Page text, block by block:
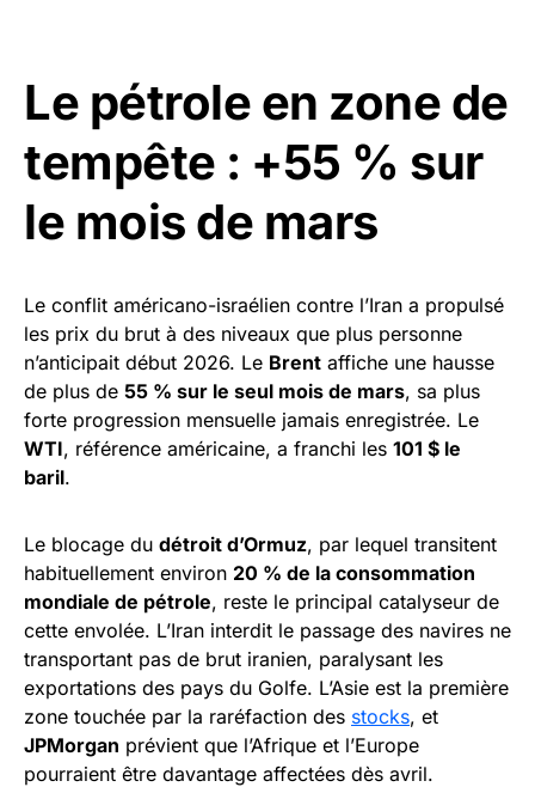
Le pétrole en zone de
tempête : +55 % sur
le mois de mars
Le conflit américano-israélien contre l’Iran a propulsé
les prix du brut à des niveaux que plus personne
n’anticipait début 2026. Le Brent affiche une hausse
de plus de 55 % sur le seul mois de mars, sa plus
forte progression mensuelle jamais enregistrée. Le
WTI, référence américaine, a franchi les 101 $ le
baril.
Le blocage du détroit d’Ormuz, par lequel transitent
habituellement environ 20 % de la consommation
mondiale de pétrole, reste le principal catalyseur de
cette envolée. L’Iran interdit le passage des navires ne
transportant pas de brut iranien, paralysant les
exportations des pays du Golfe. L’Asie est la première
zone touchée par la raréfaction des stocks, et
JPMorgan prévient que l’Afrique et l’Europe
pourraient être davantage affectées dès avril.